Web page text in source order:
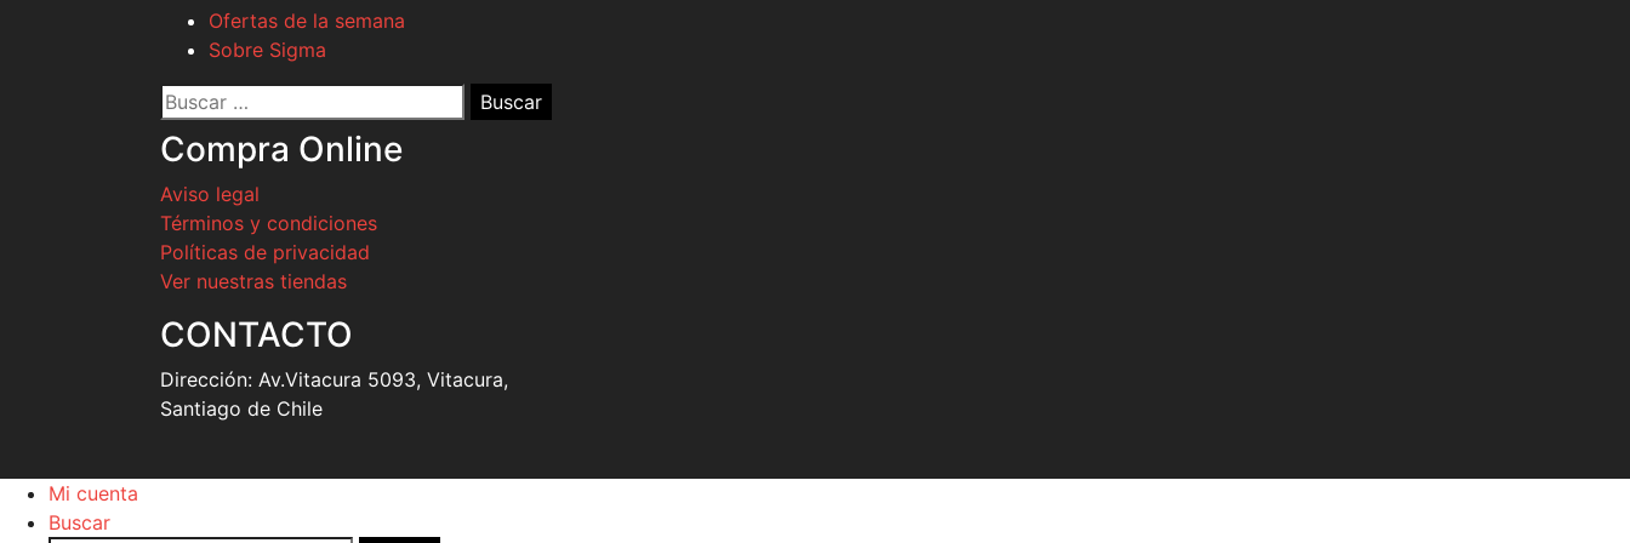
Ofertas de la semana
Sobre Sigma
Buscar
por:
Compra Online
Aviso legal
Términos y condiciones
Políticas de privacidad
Ver nuestras tiendas
CONTACTO
Dirección: Av.Vitacura 5093, Vitacura,
Santiago de Chile
Mi cuenta
Buscar